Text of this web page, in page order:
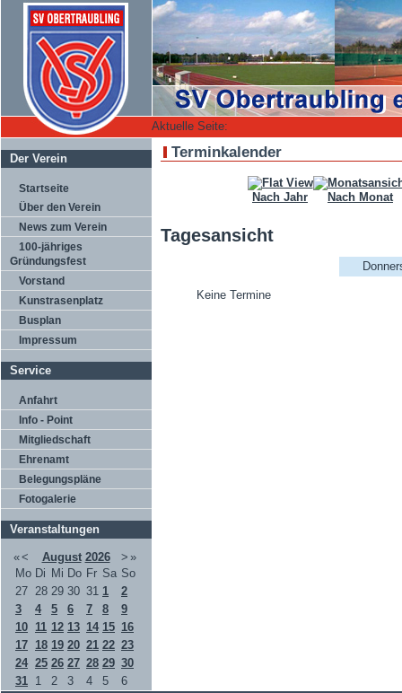
Aktuelle Seite:
Der Verein
Startseite
Über den Verein
News zum Verein
100-jähriges
Gründungsfest
Vorstand
Kunstrasenplatz
Busplan
Impressum
Service
Anfahrt
Info - Point
Mitgliedschaft
Ehrenamt
Belegungspläne
Fotogalerie
Veranstaltungen
«< August 2026 > »
Mo Di Mi Do Fr Sa So
27 28 29 30 31 1
2
3
4 5 6 7 8
9
10 11 12 13 14 15 16
17 18 19 20 21 22 23
24 25 26 27 28 29 30
31 1 2 3 4 5 6
Terminkalender
Nach Jahr Nach Monat
Tagesansicht
Keine Termine